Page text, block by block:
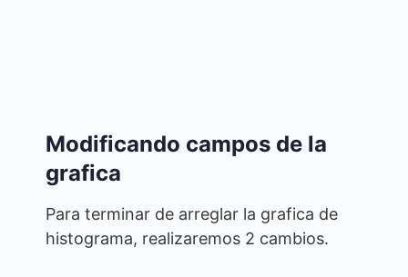
Modificando campos de la
grafica
Para terminar de arreglar la grafica de
histograma, realizaremos 2 cambios.